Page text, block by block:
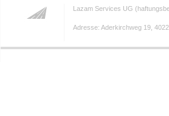
Lazam Services UG
Adresse: Aderkirchweg 19,